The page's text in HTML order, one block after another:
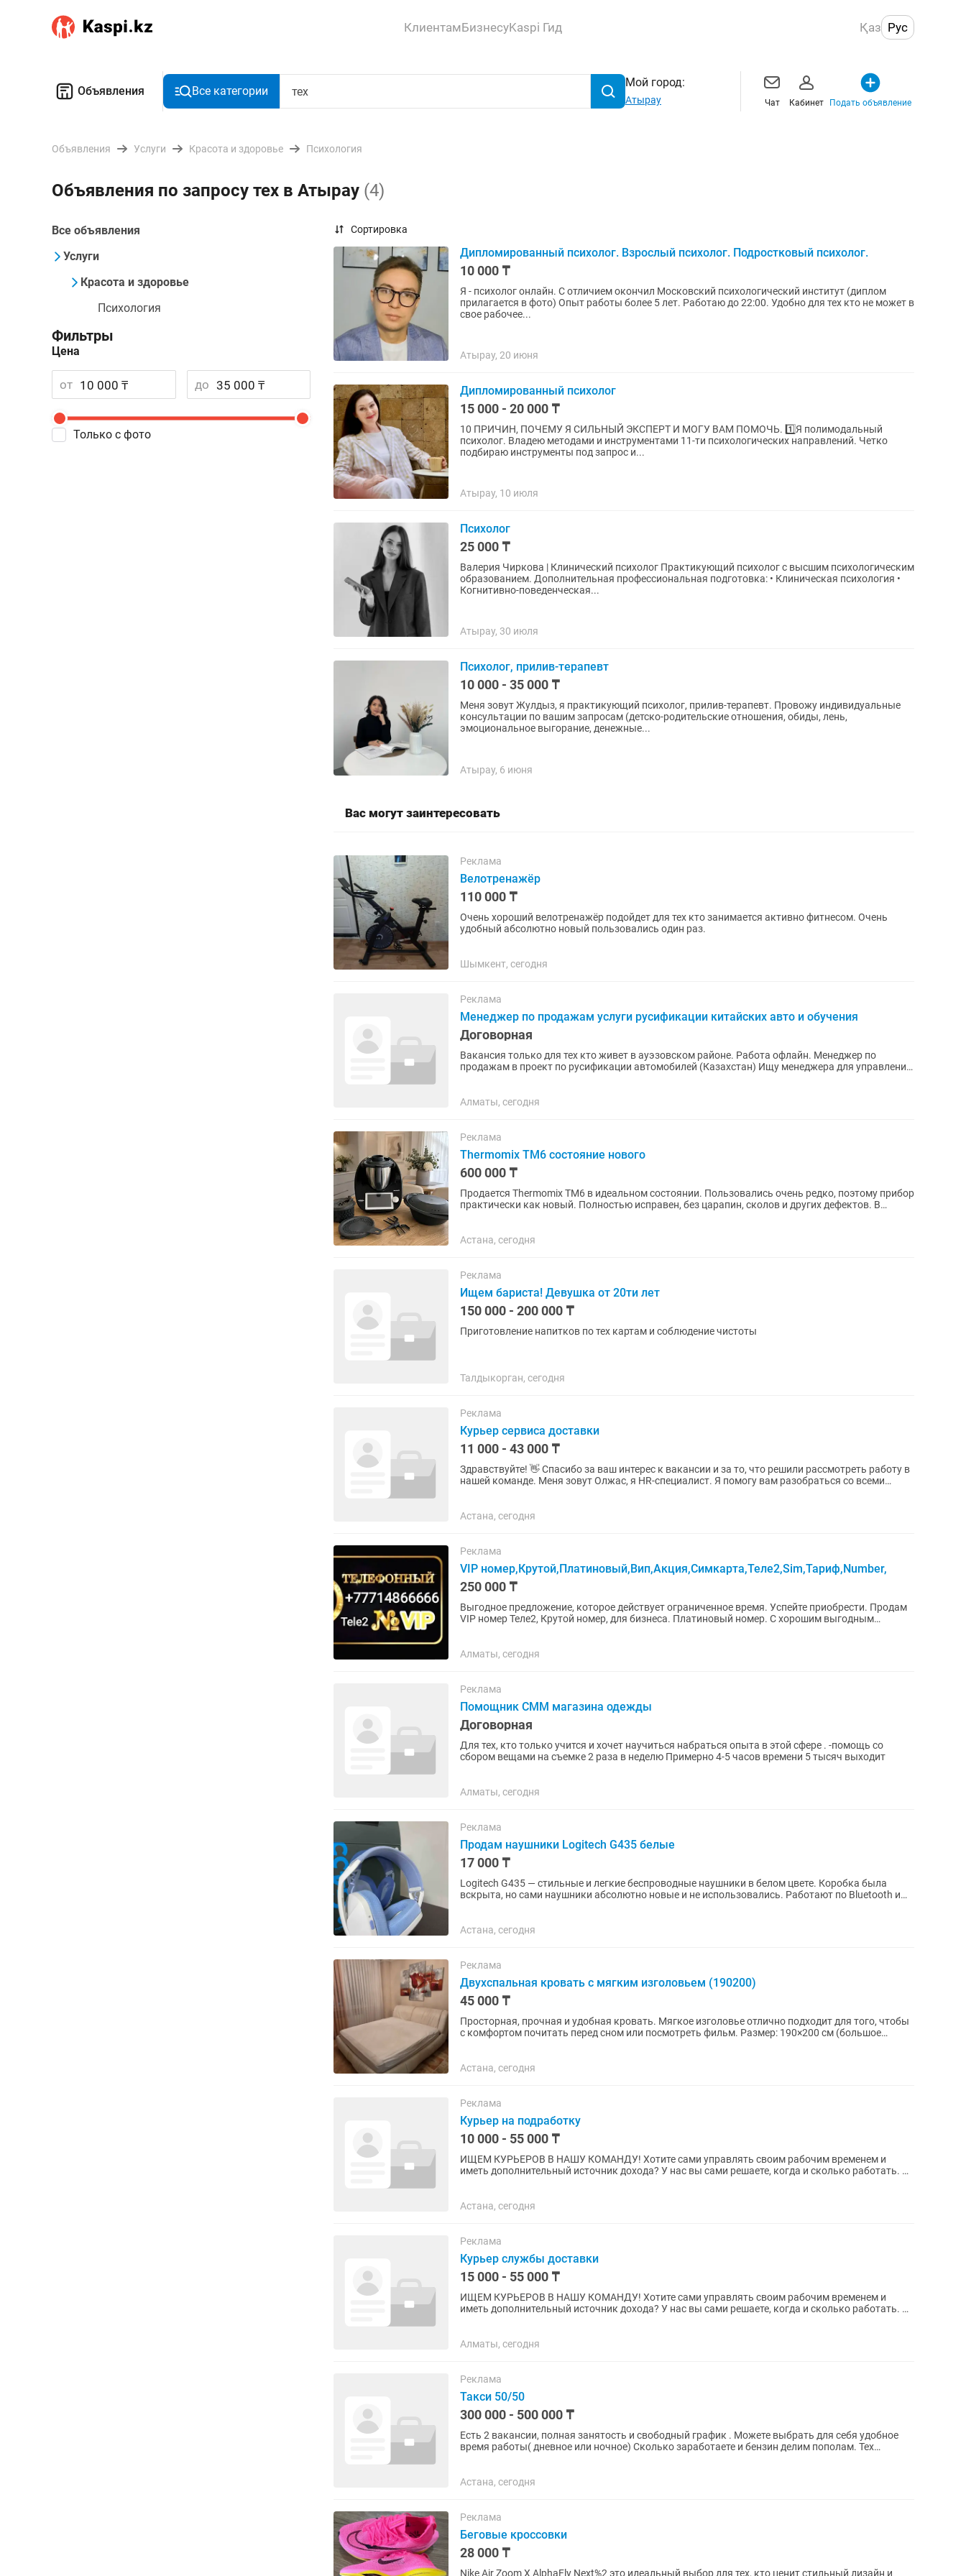
КлиентамБизнесуKaspi Гид Қаз Рус
Объявления Все категории
Мой город:
Атырау Чат Кабинет Подать объявление
Объявления Услуги Красота и здоровье Психология
Объявления по запросу тех в Атырау (4)
Все объявления
Услуги
Красота и здоровье
Психология
Фильтры
Цена
от до
Только с фото
Сортировка
Дипломированный психолог. Взрослый психолог. Подростковый психолог.
10 000 ₸
Я - психолог онлайн. С отличием окончил Московский психологический институт (диплом
прилагается в фото) Опыт работы более 5 лет. Работаю до 22:00. Удобно для тех кто не может в
свое рабочее...
Атырау, 20 июня
Дипломированный психолог
15 000 - 20 000 ₸
10 ПРИЧИН, ПОЧЕМУ Я СИЛЬНЫЙ ЭКСПЕРТ И МОГУ ВАМ ПОМОЧЬ. 1️⃣Я полимодальный
психолог. Владею методами и инструментами 11-ти психологических направлений. Четко
подбираю инструменты под запрос и...
Атырау, 10 июля
Психолог
25 000 ₸
Валерия Чиркова | Клинический психолог Практикующий психолог с высшим психологическим
образованием. Дополнительная профессиональная подготовка: • Клиническая психология •
Когнитивно-поведенческая...
Атырау, 30 июля
Психолог, прилив-терапевт
10 000 - 35 000 ₸
Меня зовут Жулдыз, я практикующий психолог, прилив-терапевт. Провожу индивидуальные
консультации по вашим запросам (детско-родительские отношения, обиды, лень,
эмоциональное выгорание, денежные...
Атырау, 6 июня
Вас могут заинтересовать
Реклама
Велотренажёр
110 000 ₸
Очень хороший велотренажёр подойдет для тех кто занимается активно фитнесом. Очень
удобный абсолютно новый пользовались один раз.
Шымкент, сегодня
Реклама
Менеджер по продажам услуги русификации китайских авто и обучения
Договорная
Вакансия только для тех кто живет в ауэзовском районе. Работа офлайн. Менеджер по
продажам в проект по русификации автомобилей (Казахстан) Ищу менеджера для управления
Алматы, сегодня
Реклама
Thermomix TM6 состояние нового
600 000 ₸
Продается Thermomix TM6 в идеальном состоянии. Пользовались очень редко, поэтому прибор
практически как новый. Полностью исправен, без царапин, сколов и других дефектов. В
Астана, сегодня
Реклама
Ищем бариста! Девушка от 20ти лет
150 000 - 200 000 ₸
Приготовление напитков по тех картам и соблюдение чистоты
Талдыкорган, сегодня
Реклама
Курьер сервиса доставки
11 000 - 43 000 ₸
Здравствуйте! 👋 Спасибо за ваш интерес к вакансии и за то, что решили рассмотреть работу в
нашей команде. Меня зовут Олжас, я HR-специалист. Я помогу вам разобраться со всеми
Астана, сегодня
Реклама
VIP номер,Крутой,Платиновый,Вип,Акция,Симкарта,Теле2,Sim,Тариф,Number,
250 000 ₸
Выгодное предложение, которое действует ограниченное время. Успейте приобрести. Продам
VIP номер Теле2, Крутой номер, для бизнеса. Платиновый номер. С хорошим выгодным
Алматы, сегодня
Реклама
Помощник СММ магазина одежды
Договорная
Для тех, кто только учится и хочет научиться набраться опыта в этой сфере . -помощь со
сбором вещами на съемке 2 раза в неделю Примерно 4-5 часов времени 5 тысяч выходит
Алматы, сегодня
Реклама
Продам наушники Logitech G435 белые
17 000 ₸
Logitech G435 — стильные и легкие беспроводные наушники в белом цвете. Коробка была
вскрыта, но сами наушники абсолютно новые и не использовались. Работают по Bluetooth и
Астана, сегодня
Реклама
Двухспальная кровать с мягким изголовьем (190200)
45 000 ₸
Просторная, прочная и удобная кровать. Мягкое изголовье отлично подходит для того, чтобы
с комфортом почитать перед сном или посмотреть фильм. Размер: 190×200 см (большое
Астана, сегодня
Реклама
Курьер на подработку
10 000 - 55 000 ₸
ИЩЕМ КУРЬЕРОВ В НАШУ КОМАНДУ! Хотите сами управлять своим рабочим временем и
иметь дополнительный источник дохода? У нас вы сами решаете, когда и сколько работать. 📦
Астана, сегодня
Реклама
Курьер службы доставки
15 000 - 55 000 ₸
ИЩЕМ КУРЬЕРОВ В НАШУ КОМАНДУ! Хотите сами управлять своим рабочим временем и
иметь дополнительный источник дохода? У нас вы сами решаете, когда и сколько работать. 📦
Алматы, сегодня
Реклама
Такси 50/50
300 000 - 500 000 ₸
Есть 2 вакансии, полная занятость и свободный график . Можете выбрать для себя удобное
время работы( дневное или ночное) Сколько заработаете и бензин делим пополам. Тех
Астана, сегодня
Реклама
Беговые кроссовки
28 000 ₸
Nike Air Zoom X AlphaFly Next%2 это идеальный выбор для тех, кто ценит стильный дизайн и